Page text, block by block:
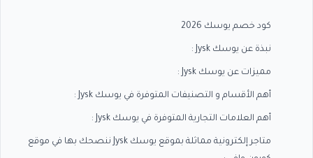
كود خصم يوسك 2026
نبذة عن يوسك Jysk :
مميزات عن يوسك Jysk :
أهم الأقسام و التصنيفات المتوفرة في يوسك Jysk :
أهم العلامات التجارية المتوفرة في يوسك Jysk :
متاجر إلكترونية مماثلة بموقع يوسك Jysk ننصحك بها في موقع